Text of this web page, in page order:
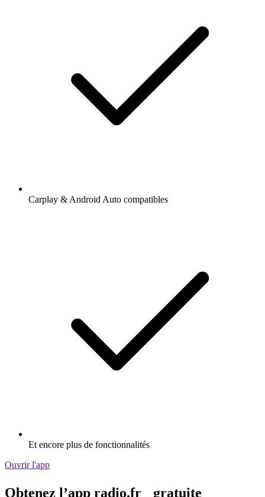
Carplay & Android Auto compatibles
Et encore plus de fonctionnalités
Ouvrir l'app
Obtenez l’app radio.fr gratuite